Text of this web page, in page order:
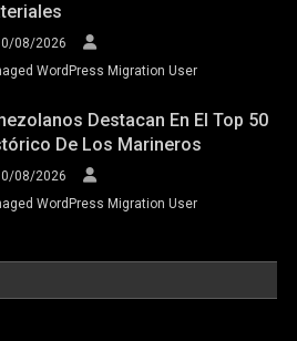
08/2026
WordPress Migration User
Destacan En El Top 50
De Los Marineros
08/2026
WordPress Migration User